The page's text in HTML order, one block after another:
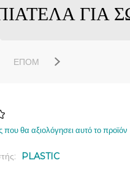
ΓΙΑ
ΕΠΌΜ
που θα αξιολόγησει αυτό το προϊόν
PLASTIC